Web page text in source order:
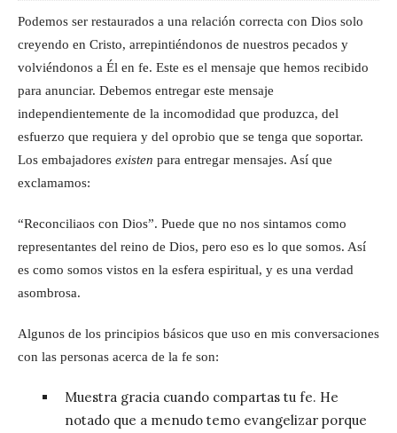
Podemos ser restaurados a una relación correcta con Dios solo
creyendo en Cristo, arrepintiéndonos de nuestros pecados y
volviéndonos a Él en fe. Este es el mensaje que hemos recibido
para anunciar. Debemos entregar este mensaje
independientemente de la incomodidad que produzca, del
esfuerzo que requiera y del oprobio que se tenga que soportar.
Los embajadores existen para entregar mensajes. Así que
exclamamos:
“Reconciliaos con Dios”. Puede que no nos sintamos como
representantes del reino de Dios, pero eso es lo que somos. Así
es como somos vistos en la esfera espiritual, y es una verdad
asombrosa.
Algunos de los principios básicos que uso en mis conversaciones
con las personas acerca de la fe son:
Muestra gracia cuando compartas tu fe. He
notado que a menudo temo evangelizar porque